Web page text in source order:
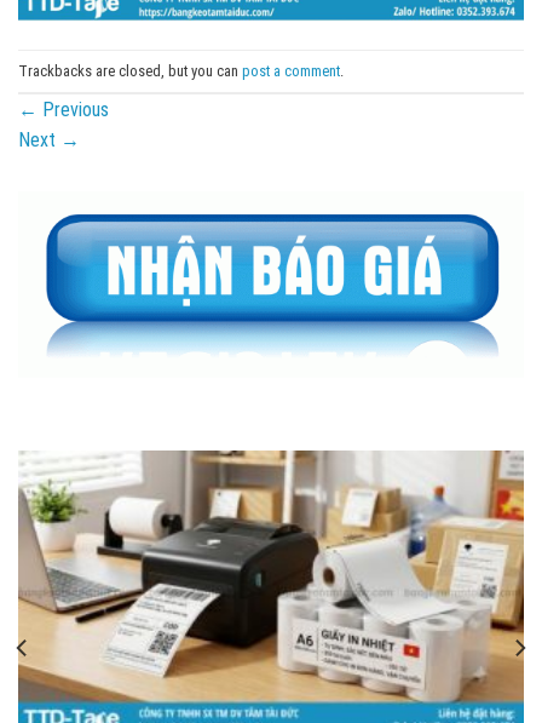
Trackbacks are closed, but you can post a comment
← Previous
Next →